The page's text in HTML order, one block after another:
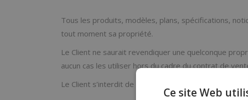
Tous les produits, modèles, plans, spécifications,
tout moment sa propriété.
Le Client ne saurait revendiquer une quelconque
aucun cas les utiliser hors du cadre du contrat de
Le Client s’interdit de reproduire les produits de CEP
Ce site Web